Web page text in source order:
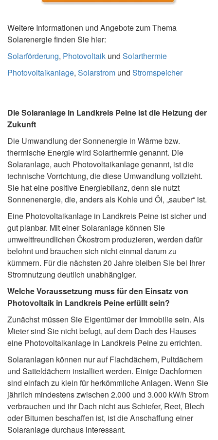
Weitere Informationen und Angebote zum Thema
Solarenergie finden Sie hier:
Solarförderung, Photovoltaik und Solarthermie
Photovoltaikanlage, Solarstrom und Stromspeicher
Die Solaranlage in Landkreis Peine ist die Heizung der
Zukunft
Die Umwandlung der Sonnenergie in Wärme bzw.
thermische Energie wird Solarthermie genannt. Die
Solaranlage, auch Photovoltaikanlage genannt, ist die
technische Vorrichtung, die diese Umwandlung vollzieht.
Sie hat eine positive Energiebilanz, denn sie nutzt
Sonnenenergie, die, anders als Kohle und Öl, „sauber“ ist.
Eine Photovoltaikanlage in Landkreis Peine ist sicher und
gut planbar. Mit einer Solaranlage können Sie
umweltfreundlichen Ökostrom produzieren, werden dafür
belohnt und brauchen sich nicht einmal darum zu
kümmern. Für die nächsten 20 Jahre bleiben Sie bei Ihrer
Stromnutzung deutlich unabhängiger.
Welche Voraussetzung muss für den Einsatz von
Photovoltaik in Landkreis Peine erfüllt sein?
Zunächst müssen Sie Eigentümer der Immobilie sein. Als
Mieter sind Sie nicht befugt, auf dem Dach des Hauses
eine Photovoltaikanlage in Landkreis Peine zu errichten.
Solaranlagen können nur auf Flachdächern, Pultdächern
und Satteldächern installiert werden. Einige Dachformen
sind einfach zu klein für herkömmliche Anlagen. Wenn Sie
jährlich mindestens zwischen 2.000 und 3.000 kW/h Strom
verbrauchen und ihr Dach nicht aus Schiefer, Reet, Blech
oder Bitumen beschaffen ist, ist die Anschaffung einer
Solaranlage durchaus interessant.